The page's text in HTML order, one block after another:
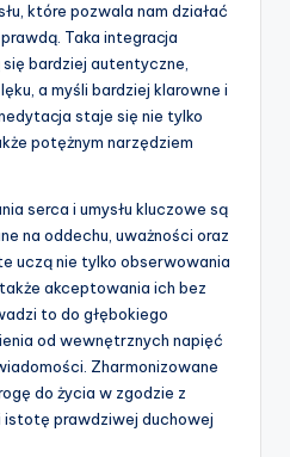
które pozwala nam działać
Taka integracja
bardziej autentyczne,
a myśli bardziej klarowne i
staje się nie tylko
potężnym narzędziem
serca i umysłu kluczowe są
na oddechu, uważności oraz
uczą nie tylko obserwowania
akceptowania ich bez
to do głębokiego
od wewnętrznych napięć
Zharmonizowane
do życia w zgodzie z
istotę prawdziwej duchowej